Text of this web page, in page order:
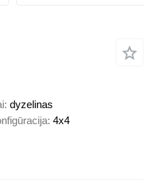
dyzelinas
4x4